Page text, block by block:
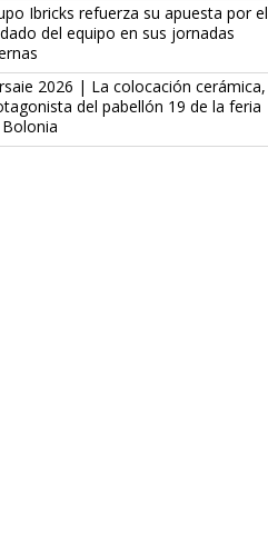
Ibricks refuerza su apuesta por el
del equipo en sus jornadas
2026 | La colocación cerámica,
del pabellón 19 de la feria